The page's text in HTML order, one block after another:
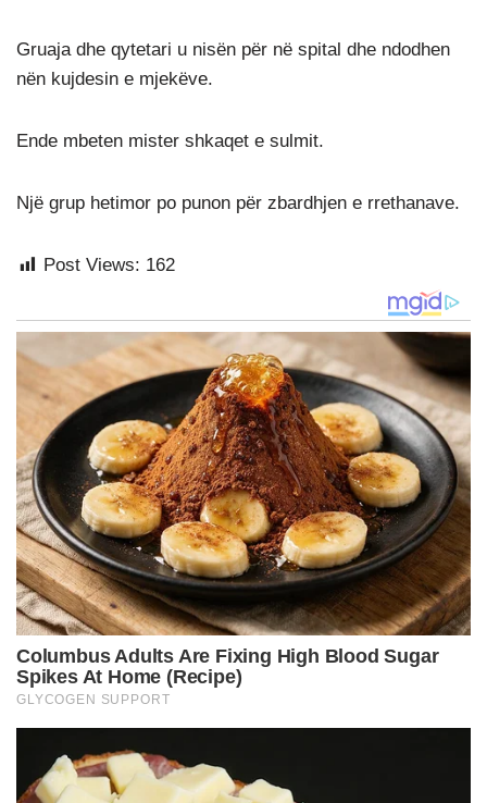
Gruaja dhe qytetari u nisën për në spital dhe ndodhen
nën kujdesin e mjekëve.
Ende mbeten mister shkaqet e sulmit.
Një grup hetimor po punon për zbardhjen e rrethanave.
Post Views: 162